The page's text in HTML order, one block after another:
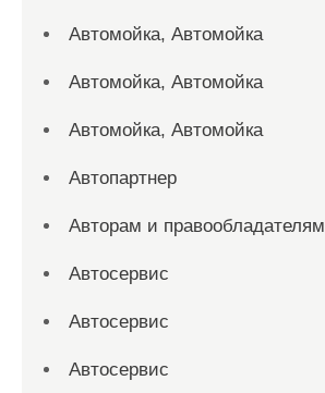
Автомойка, Автомойка
Автомойка, Автомойка
Автомойка, Автомойка
Автопартнер
Авторам и правообладателям
Автосервис
Автосервис
Автосервис